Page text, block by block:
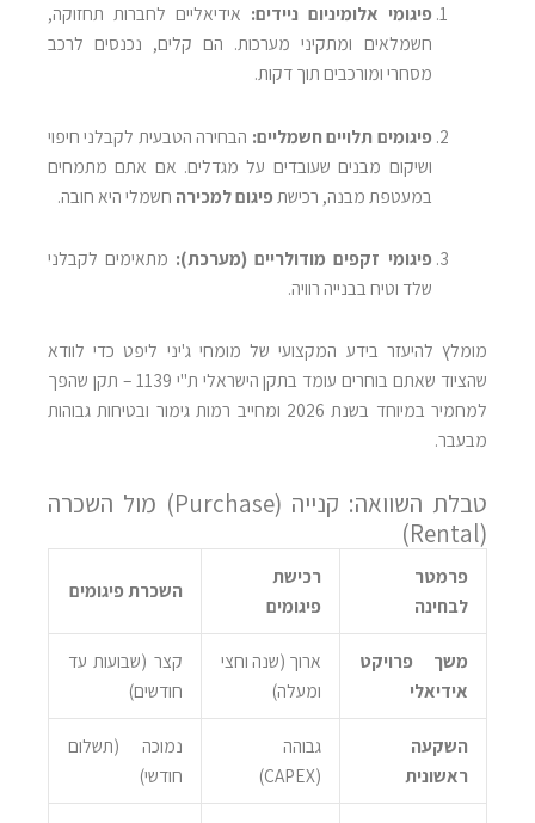
פיגומי אלומיניום ניידים: אידיאליים לחברות תחזוקה,
חשמלאים ומתקיני מערכות. הם קלים, נכנסים לרכב
מסחרי ומורכבים תוך דקות.
פיגומים תלויים חשמליים: הבחירה הטבעית לקבלני חיפוי
ושיקום מבנים שעובדים על מגדלים. אם אתם מתמחים
במעטפת מבנה, רכישת פיגום למכירה חשמלי היא חובה.
פיגומי זקפים מודולריים (מערכת): מתאימים לקבלני
שלד וטיח בבנייה רוויה.
מומלץ להיעזר בידע המקצועי של מומחי ג'יני ליפט כדי לוודא
שהציוד שאתם בוחרים עומד בתקן הישראלי ת"י 1139 – תקן שהפך
למחמיר במיוחד בשנת 2026 ומחייב רמות גימור ובטיחות גבוהות
מבעבר.
טבלת השוואה: קנייה (Purchase) מול השכרה
(Rental)
פרמטר
לבחינה
רכישת
פיגומים
השכרת פיגומים
משך פרויקט
אידיאלי
ארוך (שנה וחצי
ומעלה)
קצר (שבועות עד
חודשים)
השקעה
ראשונית
גבוהה
(CAPEX)
נמוכה (תשלום
חודשי)